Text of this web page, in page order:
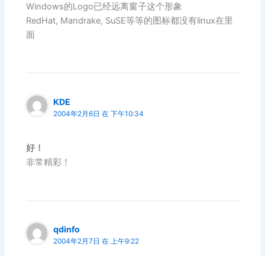
Windows的Logo已经远离窗子这个形象
RedHat, Mandrake, SuSE等等的图标都没有linux在里
面
KDE
2004年2月6日 在 下午10:34
好！
非常精彩！
qdinfo
2004年2月7日 在 上午9:22